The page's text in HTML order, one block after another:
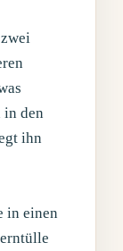
in den
ihn
in einen